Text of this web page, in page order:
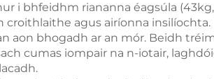
i bhfeidhm riananna éagsúla
agus airíonna
aon bhogadh ar an mór. Beidh
cumas iompair na n-iotair,